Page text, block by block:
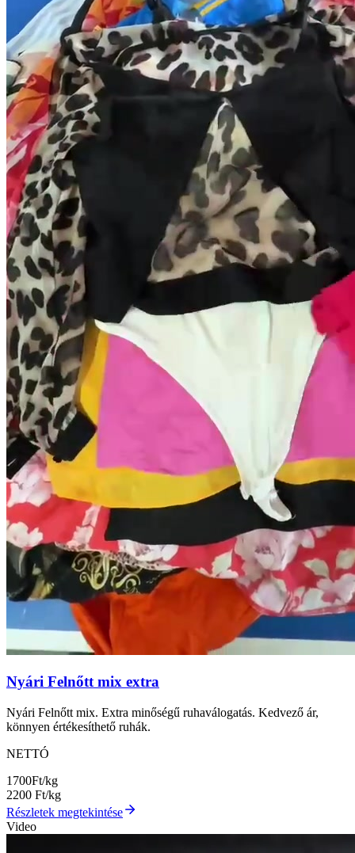
Nyári Felnőtt mix extra
Nyári Felnőtt mix. Extra minőségű ruhaválogatás. Kedvező ár,
könnyen értékesíthető ruhák.
NETTÓ
1700Ft/kg
2200 Ft/kg
Részletek megtekintése
Video